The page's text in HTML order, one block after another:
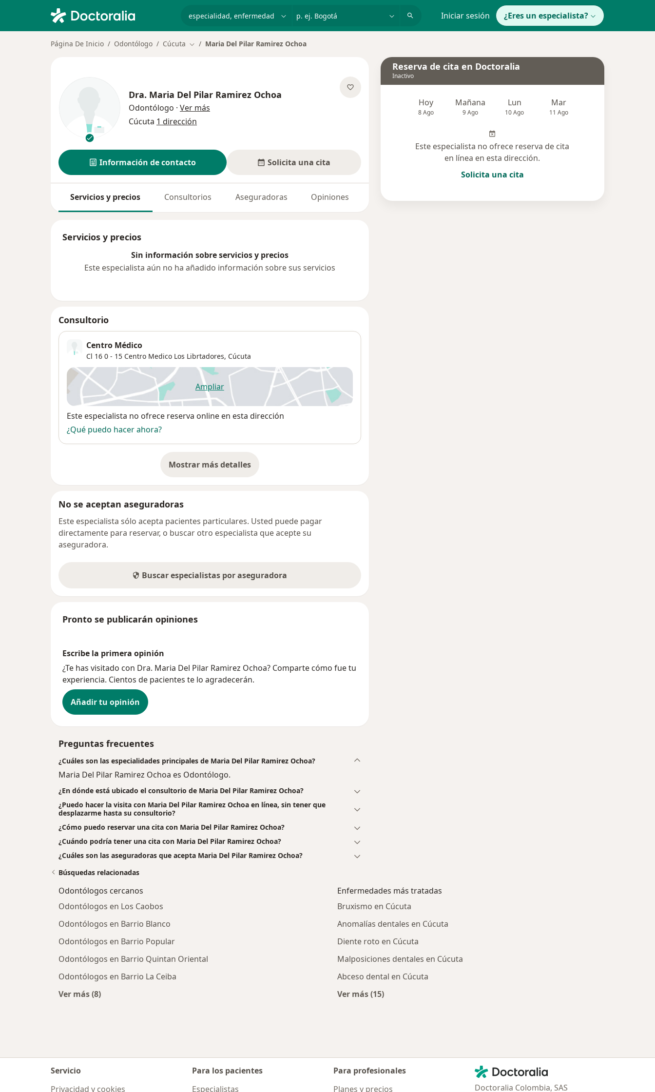
p. ej. Bogotá Iniciar sesión ¿Eres un especialista?
Página De Inicio Odontólogo Cúcuta Cambiar de ciudad
Maria Del Pilar Ramirez Ochoa
Dra. Maria Del Pilar Ramirez Ochoa
Odontólogo · Ver más
Cúcuta 1 dirección
Información de contacto Solicita una cita
Servicios y precios Consultorios Aseguradoras Opiniones
Servicios y precios
Sin información sobre servicios y precios
Este especialista aún no ha añadido información sobre sus servicios
Consultorio
Centro Médico
Cl 16 0 - 15 Centro Medico Los Librtadores, Cúcuta
Ampliarse abre en una nueva pestaña
Disponibilidad
Este especialista no ofrece reserva online en esta dirección
¿Qué puedo hacer ahora?
Mostrar más detalles
sobre la dirección
No se aceptan aseguradoras
Este especialista sólo acepta pacientes particulares. Usted puede pagar
directamente para reservar, o buscar otro especialista que acepte su
aseguradora.
Buscar especialistas por aseguradora
Pronto se publicarán opiniones
Escribe la primera opinión
¿Te has visitado con Dra. Maria Del Pilar Ramirez Ochoa? Comparte cómo fue tu
experiencia. Cientos de pacientes te lo agradecerán.
Añadir tu opinión
Preguntas frecuentes
¿Cuáles son las especialidades principales de Maria Del Pilar Ramirez Ochoa?
Maria Del Pilar Ramirez Ochoa es Odontólogo.
¿En dónde está ubicado el consultorio de Maria Del Pilar Ramirez Ochoa?
¿Puedo hacer la visita con Maria Del Pilar Ramirez Ochoa en línea, sin tener que
desplazarme hasta su consultorio?
¿Cómo puedo reservar una cita con Maria Del Pilar Ramirez Ochoa?
¿Cuándo podría tener una cita con Maria Del Pilar Ramirez Ochoa?
¿Cuáles son las aseguradoras que acepta Maria Del Pilar Ramirez Ochoa?
Reserva de cita en Doctoralia
Inactivo
Hoy
8 Ago
Mañana
9 Ago
Lun
10 Ago
Mar
11 Ago
Este especialista no ofrece reserva de cita
en línea en esta dirección.
Solicita una cita
Búsquedas relacionadas
Odontólogos cercanos
Odontólogos en Los Caobos
Odontólogos en Barrio Blanco
Odontólogos en Barrio Popular
Odontólogos en Barrio Quintan Oriental
Odontólogos en Barrio La Ceiba
Ver más (8)
Enfermedades más tratadas
Bruxismo en Cúcuta
Anomalías dentales en Cúcuta
Diente roto en Cúcuta
Malposiciones dentales en Cúcuta
Abceso dental en Cúcuta
Ver más (15)
Servicio
Privacidad y cookies
Para los pacientes
Especialistas
Para profesionales
Planes y precios
Contacto
Doctoralia - Página de inicio
Doctoralia Colombia, SAS